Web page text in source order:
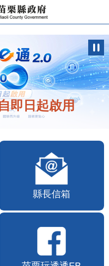
即日起啟用
縣長信箱